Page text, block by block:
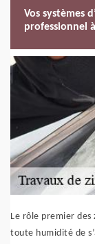
Vos systèmes
professionnel
Le rôle premier
toute humidité de